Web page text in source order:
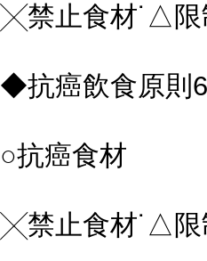
╳禁止食材˙△限
◆抗癌飲食原則
○抗癌食材
╳禁止食材˙△限